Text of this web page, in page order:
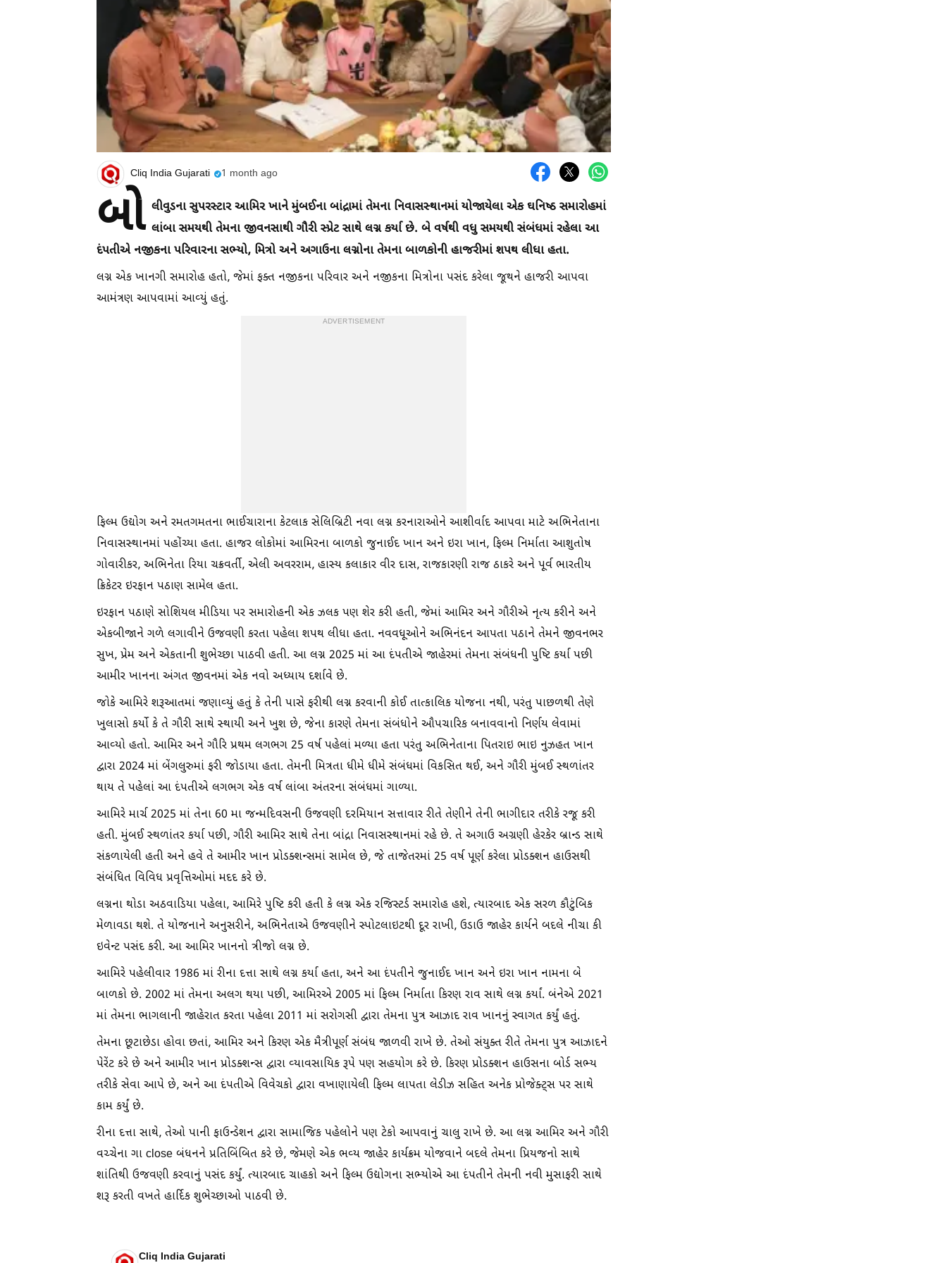
Cliq India Gujarati 1 month ago
બો લીવુડના સુપરસ્ટાર આમિર ખાને મુંબઈના બાંદ્રામાં તેમના નિવાસસ્થાનમાં યોજાયેલા એક ઘનિષ્ઠ સમારોહમાં
લાંબા સમયથી તેમના જીવનસાથી ગૌરી સ્પ્રેટ સાથે લગ્ન કર્યા છે. બે વર્ષથી વધુ સમયથી સંબંધમાં રહેલા આ
દંપતીએ નજીકના પરિવારના સભ્યો, મિત્રો અને અગાઉના લગ્નોના તેમના બાળકોની હાજરીમાં શપથ લીધા હતા.
લગ્ન એક ખાનગી સમારોહ હતો, જેમાં ફક્ત નજીકના પરિવાર અને નજીકના મિત્રોના પસંદ કરેલા જૂથને હાજરી આપવા
આમંત્રણ આપવામાં આવ્યું હતું.
ADVERTISEMENT
ફિલ્મ ઉદ્યોગ અને રમતગમતના ભાઈચારાના કેટલાક સેલિબ્રિટી નવા લગ્ન કરનારાઓને આશીર્વાદ આપવા માટે અભિનેતાના
નિવાસસ્થાનમાં પહોંચ્યા હતા. હાજર લોકોમાં આમિરના બાળકો જુનાઈદ ખાન અને ઇરા ખાન, ફિલ્મ નિર્માતા આશુતોષ
ગોવારીકર, અભિનેતા રિયા ચક્રવર્તી, એલી અવરરામ, હાસ્ય કલાકાર વીર દાસ, રાજકારણી રાજ ઠાકરે અને પૂર્વ ભારતીય
ક્રિકેટર ઇરફાન પઠાણ સામેલ હતા.
ઇરફાન પઠાણે સોશિયલ મીડિયા પર સમારોહની એક ઝલક પણ શેર કરી હતી, જેમાં આમિર અને ગૌરીએ નૃત્ય કરીને અને
એકબીજાને ગળે લગાવીને ઉજવણી કરતા પહેલા શપથ લીધા હતા. નવવધૂઓને અભિનંદન આપતા પઠાને તેમને જીવનભર
સુખ, પ્રેમ અને એકતાની શુભેચ્છા પાઠવી હતી. આ લગ્ન 2025 માં આ દંપતીએ જાહેરમાં તેમના સંબંધની પુષ્ટિ કર્યા પછી
આમીર ખાનના અંગત જીવનમાં એક નવો અધ્યાય દર્શાવે છે.
જોકે આમિરે શરૂઆતમાં જણાવ્યું હતું કે તેની પાસે ફરીથી લગ્ન કરવાની કોઈ તાત્કાલિક યોજના નથી, પરંતુ પાછળથી તેણે
ખુલાસો કર્યો કે તે ગૌરી સાથે સ્થાયી અને ખુશ છે, જેના કારણે તેમના સંબંધોને ઔપચારિક બનાવવાનો નિર્ણય લેવામાં
આવ્યો હતો. આમિર અને ગૌરિ પ્રથમ લગભગ 25 વર્ષ પહેલાં મળ્યા હતા પરંતુ અભિનેતાના પિતરાઇ ભાઇ નુઝહત ખાન
દ્વારા 2024 માં બેંગલુરુમાં ફરી જોડાયા હતા. તેમની મિત્રતા ધીમે ધીમે સંબંધમાં વિકસિત થઈ, અને ગૌરી મુંબઈ સ્થળાંતર
થાય તે પહેલાં આ દંપતીએ લગભગ એક વર્ષ લાંબા અંતરના સંબંધમાં ગાળ્યા.
આમિરે માર્ચ 2025 માં તેના 60 મા જન્મદિવસની ઉજવણી દરમિયાન સત્તાવાર રીતે તેણીને તેની ભાગીદાર તરીકે રજૂ કરી
હતી. મુંબઈ સ્થળાંતર કર્યા પછી, ગૌરી આમિર સાથે તેના બાંદ્રા નિવાસસ્થાનમાં રહે છે. તે અગાઉ અગ્રણી હેરકેર બ્રાન્ડ સાથે
સંકળાયેલી હતી અને હવે તે આમીર ખાન પ્રોડક્શન્સમાં સામેલ છે, જે તાજેતરમાં 25 વર્ષ પૂર્ણ કરેલા પ્રોડક્શન હાઉસથી
સંબંધિત વિવિધ પ્રવૃત્તિઓમાં મદદ કરે છે.
લગ્નના થોડા અઠવાડિયા પહેલા, આમિરે પુષ્ટિ કરી હતી કે લગ્ન એક રજિસ્ટર્ડ સમારોહ હશે, ત્યારબાદ એક સરળ કૌટુંબિક
મેળાવડા થશે. તે યોજનાને અનુસરીને, અભિનેતાએ ઉજવણીને સ્પોટલાઇટથી દૂર રાખી, ઉડાઉ જાહેર કાર્યને બદલે નીચા કી
ઇવેન્ટ પસંદ કરી. આ આમિર ખાનનો ત્રીજો લગ્ન છે.
આમિરે પહેલીવાર 1986 માં રીના દત્તા સાથે લગ્ન કર્યા હતા, અને આ દંપતીને જુનાઈદ ખાન અને ઇરા ખાન નામના બે
બાળકો છે. 2002 માં તેમના અલગ થયા પછી, આમિરએ 2005 માં ફિલ્મ નિર્માતા કિરણ રાવ સાથે લગ્ન કર્યાં. બંનેએ 2021
માં તેમના ભાગલાની જાહેરાત કરતા પહેલા 2011 માં સરોગસી દ્વારા તેમના પુત્ર આઝાદ રાવ ખાનનું સ્વાગત કર્યું હતું.
તેમના છૂટાછેડા હોવા છતાં, આમિર અને કિરણ એક મૈત્રીપૂર્ણ સંબંધ જાળવી રાખે છે. તેઓ સંયુક્ત રીતે તેમના પુત્ર આઝાદને
પેરેંટ કરે છે અને આમીર ખાન પ્રોડક્શન્સ દ્વારા વ્યાવસાયિક રૂપે પણ સહયોગ કરે છે. કિરણ પ્રોડક્શન હાઉસના બોર્ડ સભ્ય
તરીકે સેવા આપે છે, અને આ દંપતીએ વિવેચકો દ્વારા વખાણાયેલી ફિલ્મ લાપતા લેડીઝ સહિત અનેક પ્રોજેક્ટ્સ પર સાથે
કામ કર્યું છે.
રીના દત્તા સાથે, તેઓ પાની ફાઉન્ડેશન દ્વારા સામાજિક પહેલોને પણ ટેકો આપવાનું ચાલુ રાખે છે. આ લગ્ન આમિર અને ગૌરી
વચ્ચેના ગા close બંધનને પ્રતિબિંબિત કરે છે, જેમણે એક ભવ્ય જાહેર કાર્યક્રમ યોજવાને બદલે તેમના પ્રિયજનો સાથે
શાંતિથી ઉજવણી કરવાનું પસંદ કર્યું. ત્યારબાદ ચાહકો અને ફિલ્મ ઉદ્યોગના સભ્યોએ આ દંપતીને તેમની નવી મુસાફરી સાથે
શરૂ કરતી વખતે હાર્દિક શુભેચ્છાઓ પાઠવી છે.
Cliq India Gujarati